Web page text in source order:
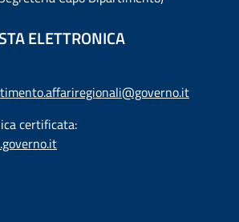
ELETTRONICA
certificata: